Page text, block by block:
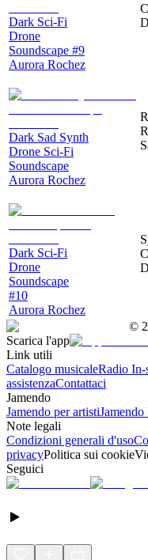
Dark Sci-Fi
Drone
Soundscape #9
Aurora Rochez
Dark Sad Synth
Drone Sci-Fi
Soundscape
Aurora Rochez
Dark Sci-Fi
Drone
Soundscape
#10
Aurora Rochez
©
Scarica l'app
Link utili
Catalogo musicaleRadio In-
assistenzaContattaci
Jamendo
Jamendo per artisti
Note legali
Condizioni generali d'uso
privacyPolitica sui cookie
Seguici